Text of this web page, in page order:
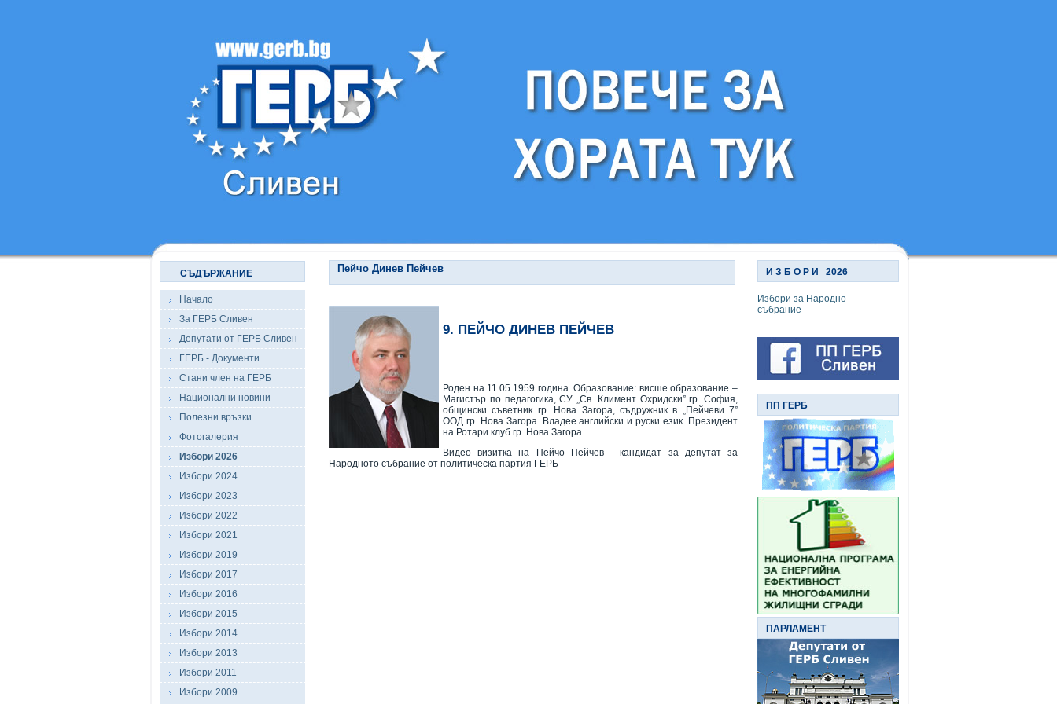
СЪДЪРЖАНИЕ
Начало
За ГЕРБ Сливен
Депутати от ГЕРБ Сливен
ГЕРБ - Документи
Стани член на ГЕРБ
Национални новини
Полезни връзки
Фотогалерия
Избори 2026
Избори 2024
Избори 2023
Избори 2022
Избори 2021
Избори 2019
Избори 2017
Избори 2016
Избори 2015
Избори 2014
Избори 2013
Избори 2011
Избори 2009
Пейчо Динев Пейчев
9. ПЕЙЧО ДИНЕВ ПЕЙЧЕВ
Роден на 11.05.1959 година. Образование: висше образование –
Магистър по педагогика, СУ „Св. Климент Охридски” гр. София,
общински съветник гр. Нова Загора, съдружник в „Пейчеви 7”
ООД гр. Нова Загора. Владее английски и руски език. Президент
на Ротари клуб гр. Нова Загора.
Видео визитка на Пейчо Пейчев - кандидат за депутат за
Народното събрание от политическа партия ГЕРБ
И З Б О Р И 2026
Избори за Народно
събрание
ПП ГЕРБ
ПАРЛАМЕНТ